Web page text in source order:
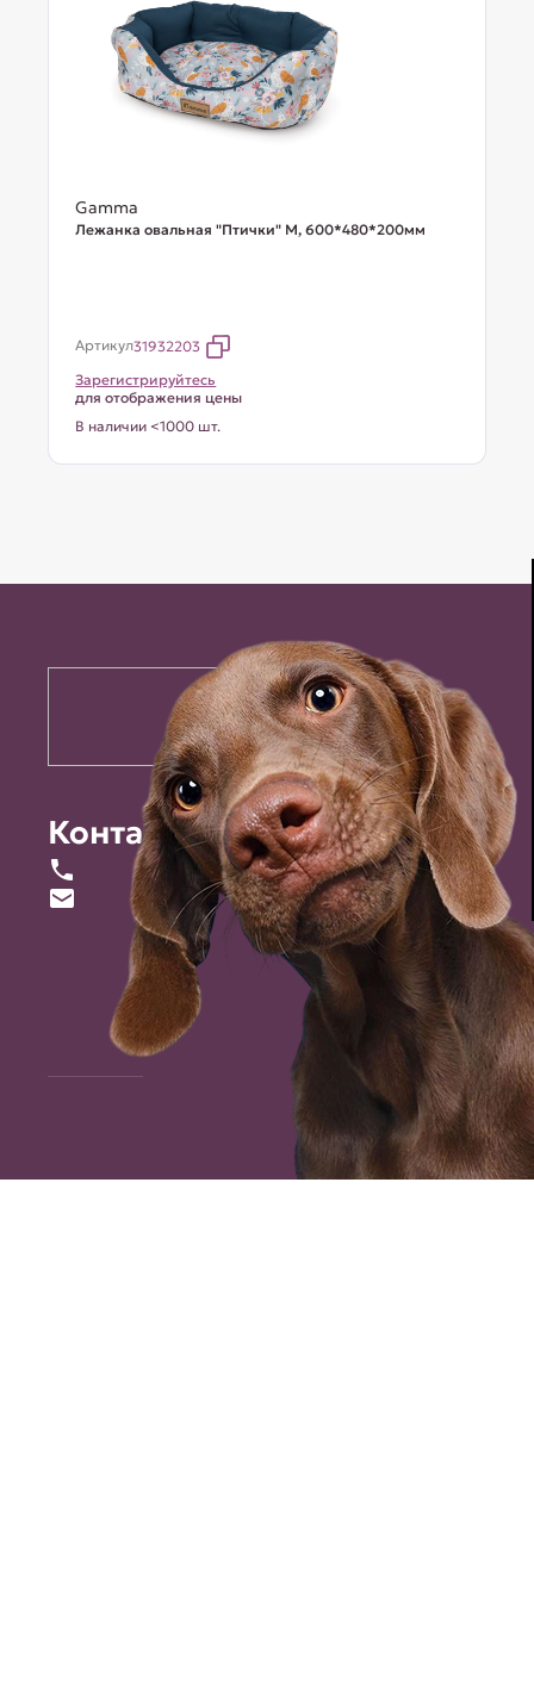
Gamma
Лежанка овальная "Птички" М, 600*480*200мм
Артикул31932203
Зарегистрируйтесь
для отображения цены
В наличии <1000 шт.
Контакты